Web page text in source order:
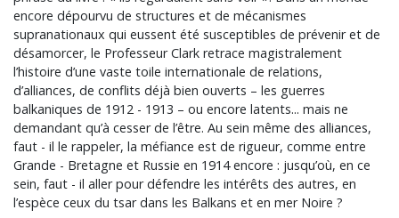
encore dépourvu de structures et de mécanismes
supranationaux qui eussent été susceptibles de prévenir et de
désamorcer, le Professeur Clark retrace magistralement
l’histoire d’une vaste toile internationale de relations,
d’alliances, de conflits déjà bien ouverts – les guerres
balkaniques de 1912 - 1913 – ou encore latents... mais ne
demandant qu’à cesser de l’être. Au sein même des alliances,
faut - il le rappeler, la méfiance est de rigueur, comme entre
Grande - Bretagne et Russie en 1914 encore : jusqu’où, en ce
sein, faut - il aller pour défendre les intérêts des autres, en
l’espèce ceux du tsar dans les Balkans et en mer Noire ?